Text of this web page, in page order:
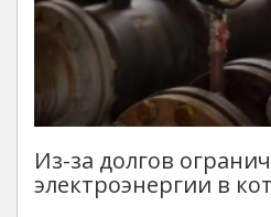
Из-за долгов
электроэнергии в